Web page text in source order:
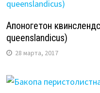
Апоногетон
queenslandicus)
28 марта, 2017